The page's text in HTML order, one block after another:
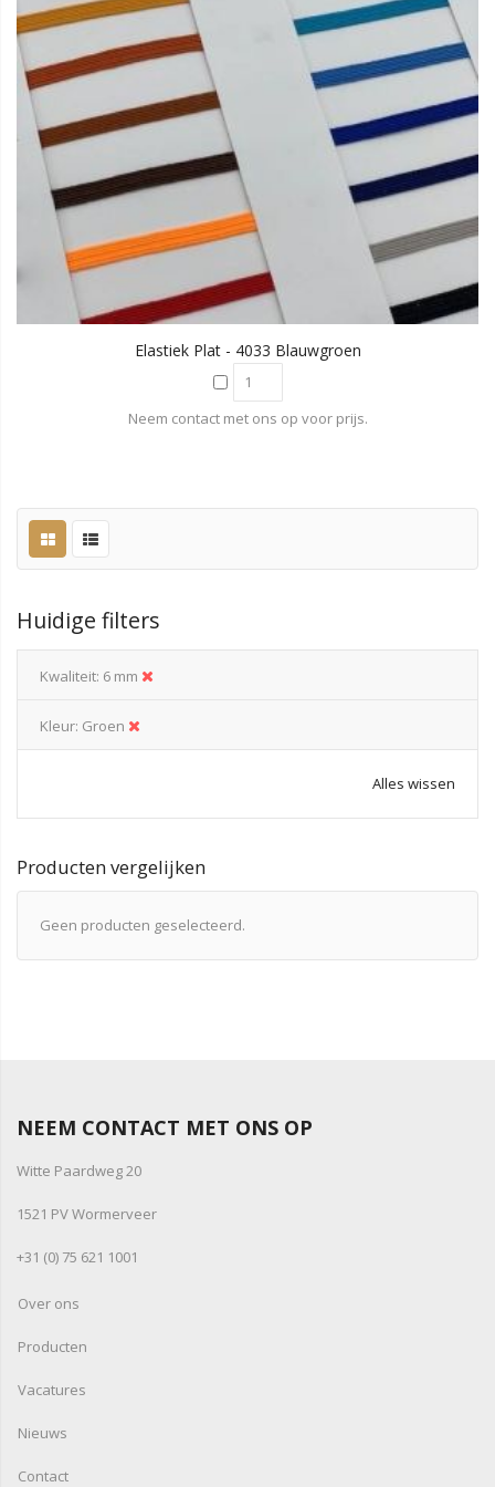
Elastiek Plat - 4033 Blauwgroen
Neem contact met ons op voor prijs.
Huidige filters
Kwaliteit 6 mm
Kleur Groen
Alles wissen
Producten vergelijken
Geen producten geselecteerd.
NEEM CONTACT MET ONS OP
Witte Paardweg 20
1521 PV Wormerveer
+31 (0) 75 621 1001
Over ons
Producten
Vacatures
Nieuws
Contact